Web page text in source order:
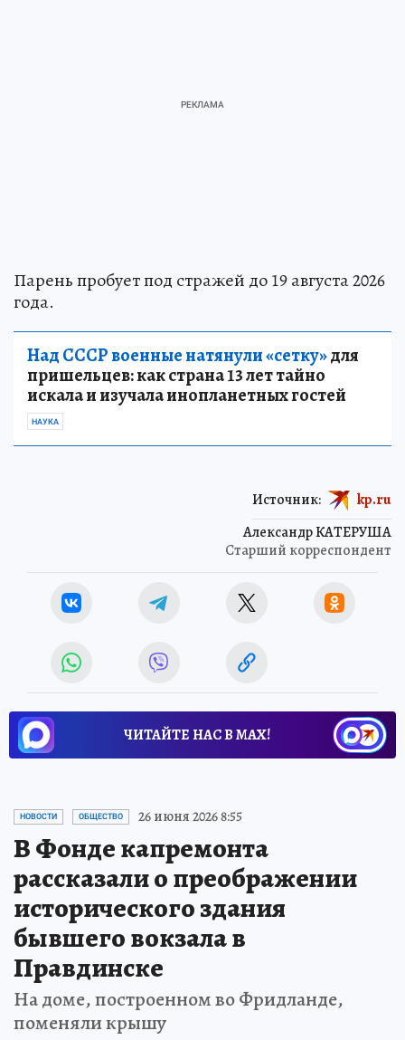
Парень пробует под стражей до 19 августа 2026
года.
Над СССР военные натянули «сетку»для
пришельцев: как страна 13 лет тайно
искала и изучала инопланетных гостей
НАУКА
Александр КАТЕРУША
Старший корреспондент
Источник: kp.ru
ЧИТАЙТЕ НАС В МАХ!
НОВОСТИ ОБЩЕСТВО 26 июня 2026 8:55
В Фонде капремонта
рассказали о преображении
исторического здания
бывшего вокзала в
Правдинске
На доме, построенном во Фридланде,
поменяли крышу